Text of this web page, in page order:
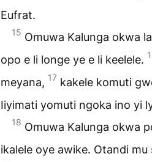
Eufrat.
15 Omuwa Kalunga okwa
opo e li longe ye e li keelele.
meyana, 17 kakele komuti
Iiyimati yomuti ngoka ino yi
18 Omuwa Kalunga okwa
ikalele oye awike. Otandi